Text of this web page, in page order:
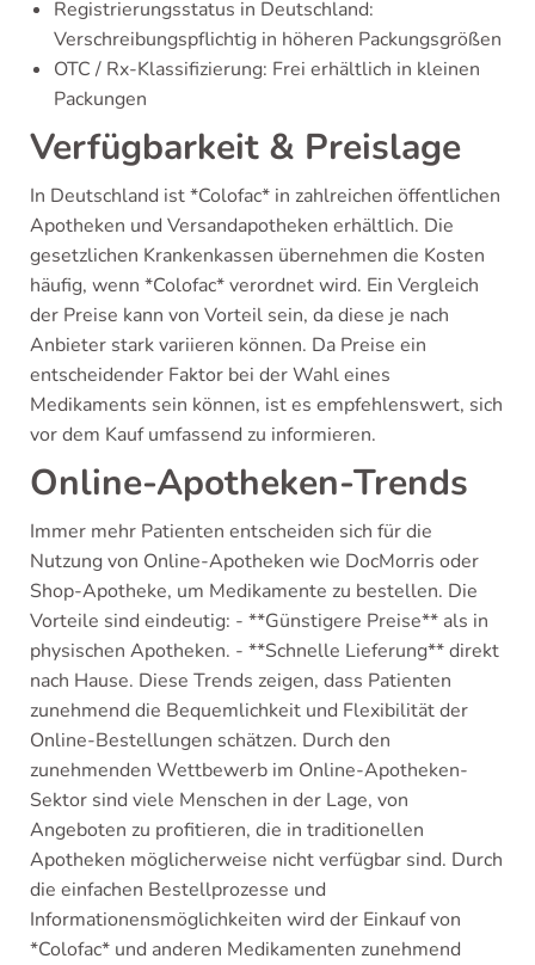
Registrierungsstatus in Deutschland:
Verschreibungspflichtig in höheren Packungsgrößen
OTC / Rx-Klassifizierung: Frei erhältlich in kleinen
Packungen
Verfügbarkeit & Preislage
In Deutschland ist *Colofac* in zahlreichen öffentlichen
Apotheken und Versandapotheken erhältlich. Die
gesetzlichen Krankenkassen übernehmen die Kosten
häufig, wenn *Colofac* verordnet wird. Ein Vergleich
der Preise kann von Vorteil sein, da diese je nach
Anbieter stark variieren können. Da Preise ein
entscheidender Faktor bei der Wahl eines
Medikaments sein können, ist es empfehlenswert, sich
vor dem Kauf umfassend zu informieren.
Online-Apotheken-Trends
Immer mehr Patienten entscheiden sich für die
Nutzung von Online-Apotheken wie DocMorris oder
Shop-Apotheke, um Medikamente zu bestellen. Die
Vorteile sind eindeutig: - **Günstigere Preise** als in
physischen Apotheken. - **Schnelle Lieferung** direkt
nach Hause. Diese Trends zeigen, dass Patienten
zunehmend die Bequemlichkeit und Flexibilität der
Online-Bestellungen schätzen. Durch den
zunehmenden Wettbewerb im Online-Apotheken-
Sektor sind viele Menschen in der Lage, von
Angeboten zu profitieren, die in traditionellen
Apotheken möglicherweise nicht verfügbar sind. Durch
die einfachen Bestellprozesse und
Informationensmöglichkeiten wird der Einkauf von
*Colofac* und anderen Medikamenten zunehmend